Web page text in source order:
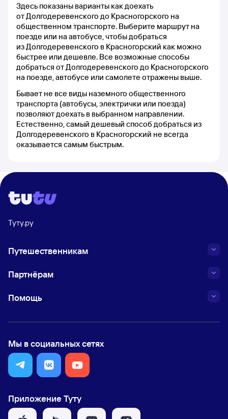
Здесь показаны варианты как доехать
от Долгодеревенского до Красногорского на
общественном транспорте. Выберите маршрут на
поезде или на автобусе, чтобы добраться
из Долгодеревенского в Красногорский как можно
быстрее или дешевле. Все возможные способы
добраться от Долгодеревенского до Красногорского
на поезде, автобусе или самолете отражены выше.
Бывает не все виды наземного общественного
транспорта (автобусы, электрички или поезда)
позволяют доехать в выбранном направлении.
Естественно, самый дешевый способ добраться из
Долгодеревенского в Красногорский не всегда
оказывается самым быстрым.
Туту.ру
Путешественникам
Партнёрам
Помощь
Мы в социальных сетях
Приложение Туту